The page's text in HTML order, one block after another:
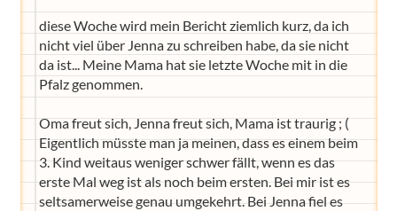
diese Woche wird mein Bericht ziemlich kurz, da ich
nicht viel über Jenna zu schreiben habe, da sie nicht
da ist... Meine Mama hat sie letzte Woche mit in die
Pfalz genommen.
Oma freut sich, Jenna freut sich, Mama ist traurig ; (
Eigentlich müsste man ja meinen, dass es einem beim
3. Kind weitaus weniger schwer fällt, wenn es das
erste Mal weg ist als noch beim ersten. Bei mir ist es
seltsamerweise genau umgekehrt. Bei Jenna fiel es